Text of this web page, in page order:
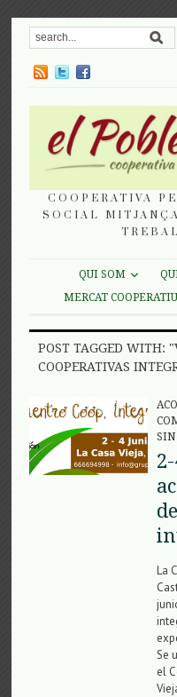
COOPERATIVA
SOCIAL
QUI SOM
MERCAT COOPERATIU
POST TAGGED WITH:
COOPERATIVAS
SIN
La
Se
el